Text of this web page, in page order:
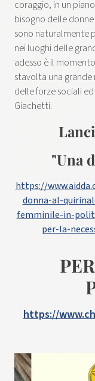
coraggio, in un
bisogno delle
sono naturalmente
nei luoghi delle
adesso è il
stavolta una
delle forze sociali
Giachetti.
"Una
https://
donna-al-
femminile-in-
per-la-
https://